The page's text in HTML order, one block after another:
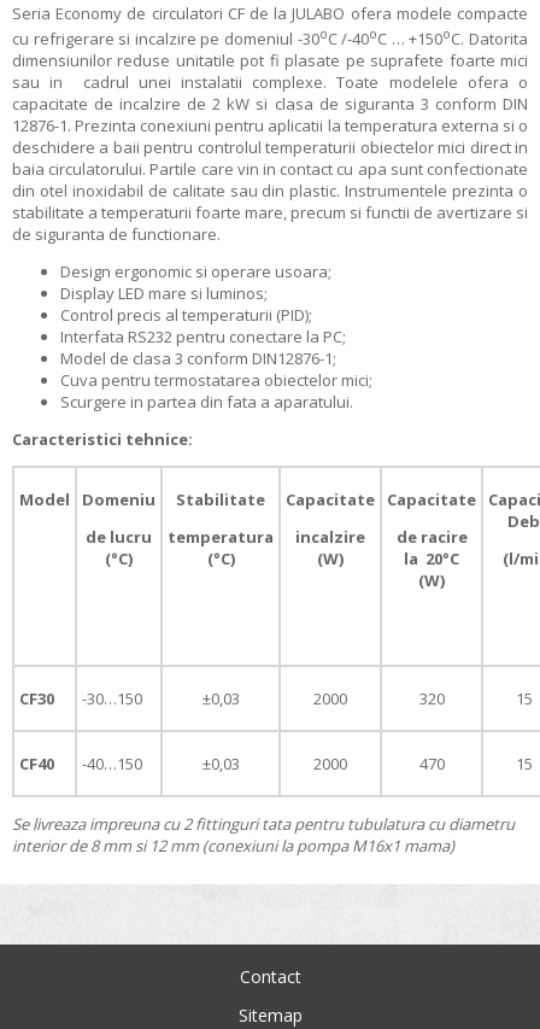
Seria Economy de circulatori CF de la JULABO ofera modele compacte
cu refrigerare si incalzire pe domeniul -30oC /-40oC … +150oC. Datorita
dimensiunilor reduse unitatile pot fi plasate pe suprafete foarte mici
sau in cadrul unei instalatii complexe. Toate modelele ofera o
capacitate de incalzire de 2 kW si clasa de siguranta 3 conform DIN
12876-1. Prezinta conexiuni pentru aplicatii la temperatura externa si o
deschidere a baii pentru controlul temperaturii obiectelor mici direct in
baia circulatorului. Partile care vin in contact cu apa sunt confectionate
din otel inoxidabil de calitate sau din plastic. Instrumentele prezinta o
stabilitate a temperaturii foarte mare, precum si functii de avertizare si
de siguranta de functionare.
Design ergonomic si operare usoara;
Display LED mare si luminos;
Control precis al temperaturii (PID);
Interfata RS232 pentru conectare la PC;
Model de clasa 3 conform DIN12876-1;
Cuva pentru termostatarea obiectelor mici;
Scurgere in partea din fata a aparatului.
Caracteristici tehnice:
Model
Domeniu
de lucru
(°C)
Stabilitate
temperatura
(°C)
Capacitate
incalzire
(W)
Capacitate
de racire
la 20°C
(W)
(l/
CF30 -30…150 ±0,03 2000 320
CF40 -40…150 ±0,03 2000 470
Se livreaza impreuna cu 2 fittinguri tata pentru tubulatura cu diametru
interior de 8 mm si 12 mm (conexiuni la pompa M16x1 mama)
Contact
Sitemap